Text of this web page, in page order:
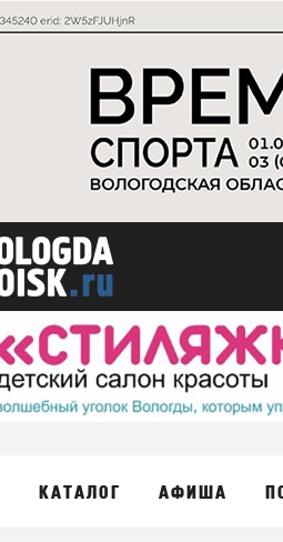
КАТАЛОГ АФИША